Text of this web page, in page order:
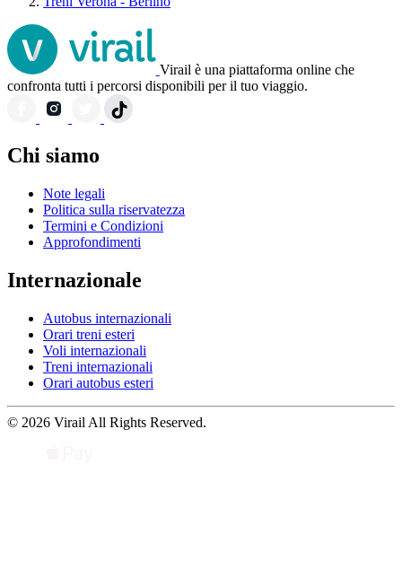
Virail è una piattaforma online che
confronta tutti i percorsi disponibili per il tuo viaggio.
Chi siamo
Note legali
Politica sulla riservatezza
Termini e Condizioni
Approfondimenti
Internazionale
Autobus internazionali
Orari treni esteri
Voli internazionali
Treni internazionali
Orari autobus esteri
© 2026 Virail All Rights Reserved.